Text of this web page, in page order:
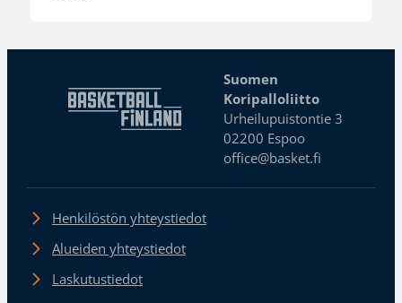
Suomen
Koripalloliitto
Urheilupuistontie 3
02200 Espoo
office@basket.fi
Henkilöstön yhteystiedot
Alueiden yhteystiedot
Laskutustiedot